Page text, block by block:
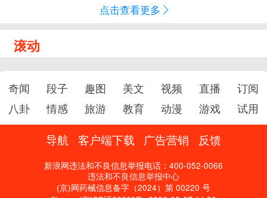
点击查看更多
滚动
奇闻 段子 趣图 美文 视频 直播
订阅
八卦
情感 旅游 教育 动漫 游戏 试用
导航 客户端下载 广告营销 反馈
新浪网违法和不良信息举报电话：400-052-0066
违法和不良信息举报中心
(京)网药械信息备字（2024）第 00220 号